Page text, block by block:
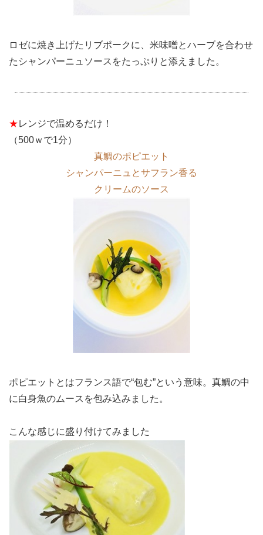
ロゼに焼き上げたリブポークに、米味噌とハーブを合わせ
たシャンパーニュソースをたっぷりと添えました。
★レンジで温めるだけ！
（500ｗで1分）
真鯛のポピエット
シャンパーニュとサフラン香る
クリームのソース
ポピエットとはフランス語で“包む”という意味。真鯛の中
に白身魚のムースを包み込みました。
こんな感じに盛り付けてみました